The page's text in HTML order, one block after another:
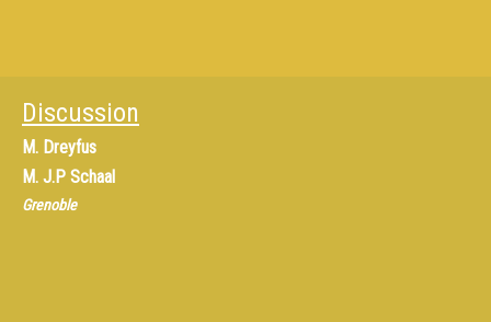
Discussion
M. Dreyfus
M. J.P Schaal
Grenoble